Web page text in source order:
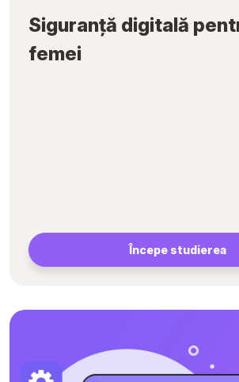
Siguranță digitală
femei
Începe studierea